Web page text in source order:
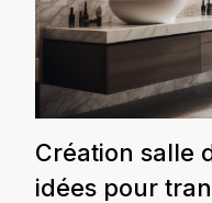
Création salle
idées pour